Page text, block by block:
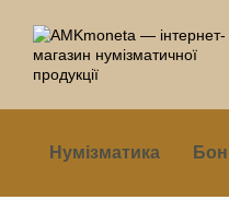
Нумізматика